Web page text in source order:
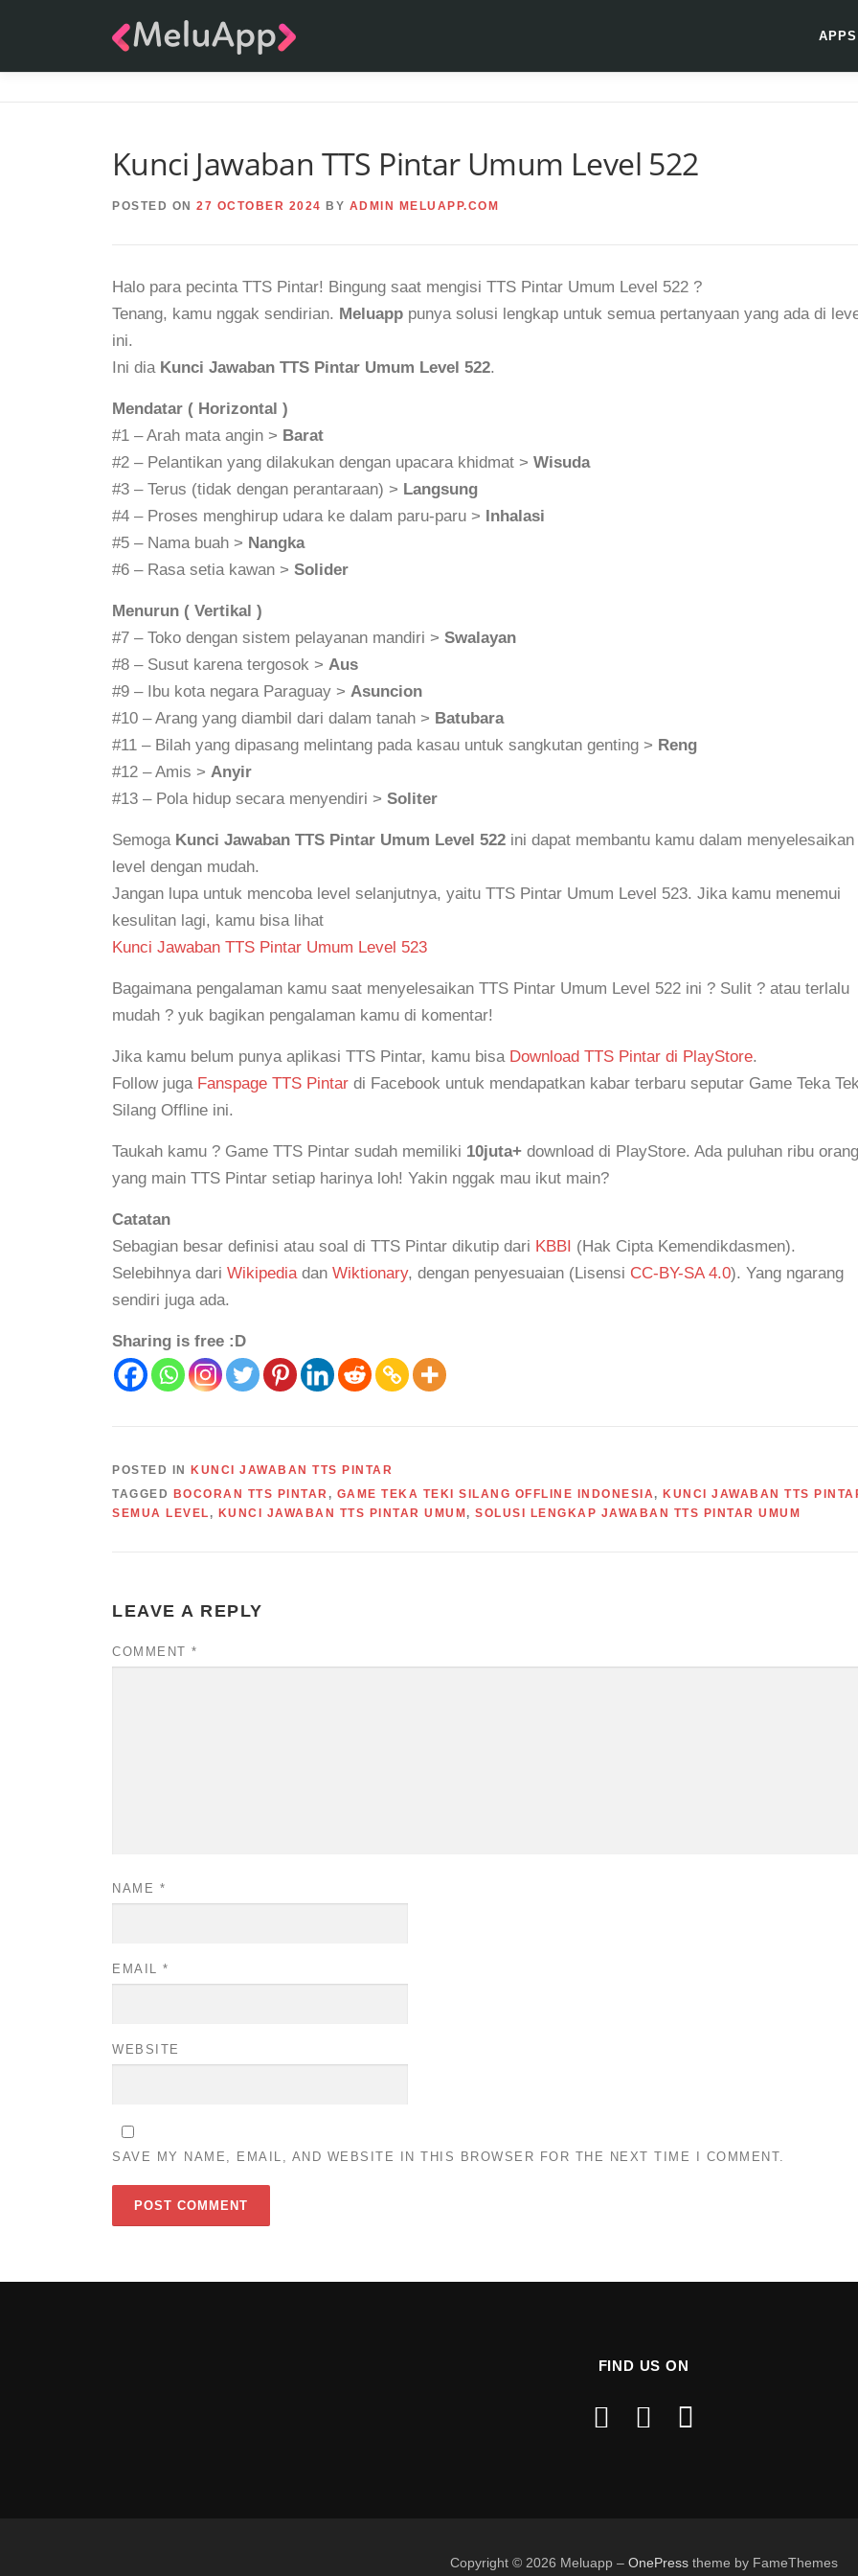
APPS
Kunci Jawaban TTS Pintar Umum Level 522
POSTED ON 27 OCTOBER 2024 BY ADMIN MELUAPP.COM
Halo para pecinta TTS Pintar! Bingung saat mengisi TTS Pintar Umum Level 522 ?
Tenang, kamu nggak sendirian. Meluapp punya solusi lengkap untuk semua pertanyaan yang ada di
ini.
Ini dia Kunci Jawaban TTS Pintar Umum Level 522.
Mendatar ( Horizontal )
#1 – Arah mata angin > Barat
#2 – Pelantikan yang dilakukan dengan upacara khidmat > Wisuda
#3 – Terus (tidak dengan perantaraan) > Langsung
#4 – Proses menghirup udara ke dalam paru-paru > Inhalasi
#5 – Nama buah > Nangka
#6 – Rasa setia kawan > Solider
Menurun ( Vertikal )
#7 – Toko dengan sistem pelayanan mandiri > Swalayan
#8 – Susut karena tergosok > Aus
#9 – Ibu kota negara Paraguay > Asuncion
#10 – Arang yang diambil dari dalam tanah > Batubara
#11 – Bilah yang dipasang melintang pada kasau untuk sangkutan genting > Reng
#12 – Amis > Anyir
#13 – Pola hidup secara menyendiri > Soliter
Semoga Kunci Jawaban TTS Pintar Umum Level 522 ini dapat membantu kamu dalam menyelesaikan
level dengan mudah.
Jangan lupa untuk mencoba level selanjutnya, yaitu TTS Pintar Umum Level 523. Jika kamu menemui
kesulitan lagi, kamu bisa lihat
Kunci Jawaban TTS Pintar Umum Level 523
Bagaimana pengalaman kamu saat menyelesaikan TTS Pintar Umum Level 522 ini ? Sulit ? atau terlalu
mudah ? yuk bagikan pengalaman kamu di komentar!
Jika kamu belum punya aplikasi TTS Pintar, kamu bisa Download TTS Pintar di PlayStore.
Follow juga Fanspage TTS Pintar di Facebook untuk mendapatkan kabar terbaru seputar Game Teka
Silang Offline ini.
Taukah kamu ? Game TTS Pintar sudah memiliki 10juta+ download di PlayStore. Ada puluhan ribu orang
yang main TTS Pintar setiap harinya loh! Yakin nggak mau ikut main?
Catatan
Sebagian besar definisi atau soal di TTS Pintar dikutip dari KBBI (Hak Cipta Kemendikdasmen).
Selebihnya dari Wikipediadan Wiktionary, dengan penyesuaian (Lisensi CC-BY-SA 4.0). Yang ngarang
sendiri juga ada.
Sharing is free :D
POSTED IN
KUNCI JAWABAN TTS PINTAR
TAGGED
BOCORAN TTS PINTAR , GAME TEKA TEKI SILANG OFFLINE INDONESIA, KUNCI JAWABAN TTS
SEMUA LEVEL , KUNCI JAWABAN TTS PINTAR UMUM , SOLUSI LENGKAP JAWABAN TTS PINTAR UMUM
LEAVE A REPLY
COMMENT *
NAME *
EMAIL *
WEBSITE
SAVE MY NAME, EMAIL, AND WEBSITE IN THIS BROWSER FOR THE NEXT TIME I COMMENT.
FIND US ON
Copyright © 2026 Meluapp – OnePresstheme by FameThemes